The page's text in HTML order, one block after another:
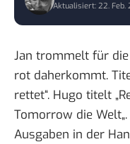
Aktualisiert: 22. Feb.
Jan trommelt für
rot daherkommt.
rettet“. Hugo titelt „
Tomorrow die Welt
Ausgaben in der